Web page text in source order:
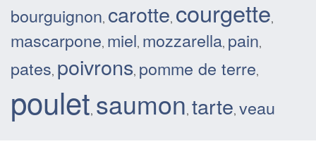
bourguignon, carotte, courgette,
mascarpone, miel, mozzarella, pain,
pates, poivrons, pomme de terre,
poulet, saumon, tarte, veau